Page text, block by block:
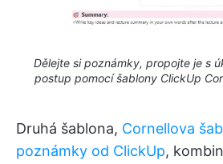
Dělejte si poznámky, propojte je s
postup pomocí šablony ClickUp
Druhá šablona, Cornellova
poznámky od ClickUp,